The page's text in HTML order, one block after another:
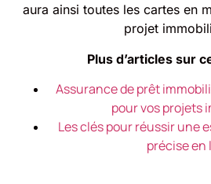
aura ainsi toutes les cartes en
projet
Plus d’articles sur
Assurance de prêt
pour vos projets
Les clés pour réussir une
précise en